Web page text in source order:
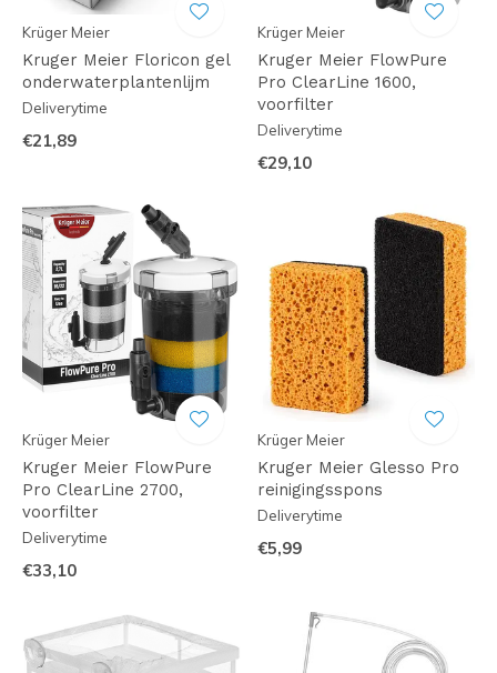
Krüger Meier
Kruger Meier Floricon gel
onderwaterplantenlijm
Deliverytime
€21,89
Krüger Meier
Kruger Meier FlowPure
Pro ClearLine 1600,
voorfilter
Deliverytime
€29,10
Krüger Meier
Kruger Meier FlowPure
Pro ClearLine 2700,
voorfilter
Deliverytime
€33,10
Krüger Meier
Kruger Meier Glesso Pro
reinigingsspons
Deliverytime
€5,99